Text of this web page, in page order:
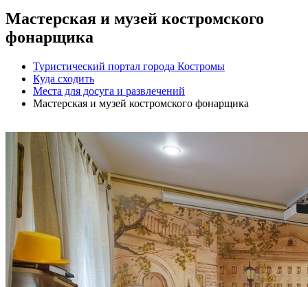
Мастерская и музей костромского
фонарщика
Туристический портал города Костромы
Куда сходить
Места для досуга и развлечений
Мастерская и музей костромского фонарщика